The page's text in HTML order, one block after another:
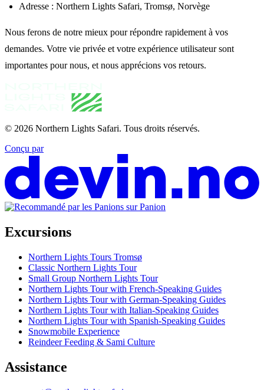
Adresse : Northern Lights Safari, Tromsø, Norvège
Nous ferons de notre mieux pour répondre rapidement à vos
demandes. Votre vie privée et votre expérience utilisateur sont
importantes pour nous, et nous apprécions vos retours.
© 2026 Northern Lights Safari. Tous droits réservés.
Conçu par
Excursions
Northern Lights Tours Tromsø
Classic Northern Lights Tour
Small Group Northern Lights Tour
Northern Lights Tour with French-Speaking Guides
Northern Lights Tour with German-Speaking Guides
Northern Lights Tour with Italian-Speaking Guides
Northern Lights Tour with Spanish-Speaking Guides
Snowmobile Experience
Reindeer Feeding & Sami Culture
Assistance